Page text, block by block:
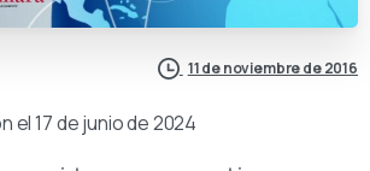
11 de noviembre de 2016
el 17 de junio de 2024